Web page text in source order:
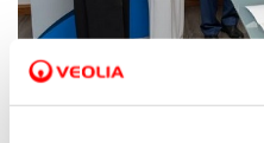
13 JUN 2022